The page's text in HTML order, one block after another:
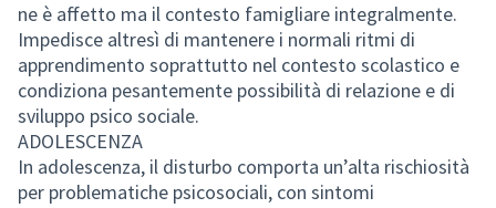
ne è affetto ma il contesto famigliare integralmente.
Impedisce altresì di mantenere i normali ritmi di
apprendimento soprattutto nel contesto scolastico e
condiziona pesantemente possibilità di relazione e di
sviluppo psico sociale.
ADOLESCENZA
In adolescenza, il disturbo comporta un’alta rischiosità
per problematiche psicosociali, con sintomi